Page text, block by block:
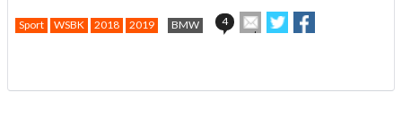
Sport WSBK 2018 2019 BMW 4
Envoyer
cet
ami
Partager
sur sur